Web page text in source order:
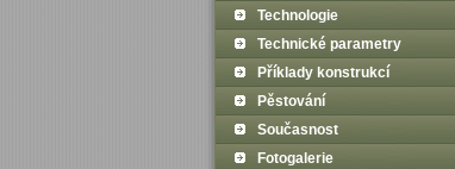
Technologie
Technické parametry
Příklady konstrukcí
Pěstování
Současnost
Fotogalerie